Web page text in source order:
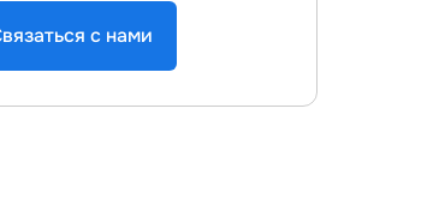
с нами